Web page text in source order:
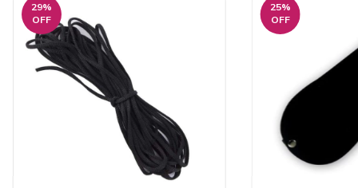
29%
OFF
25%
OFF